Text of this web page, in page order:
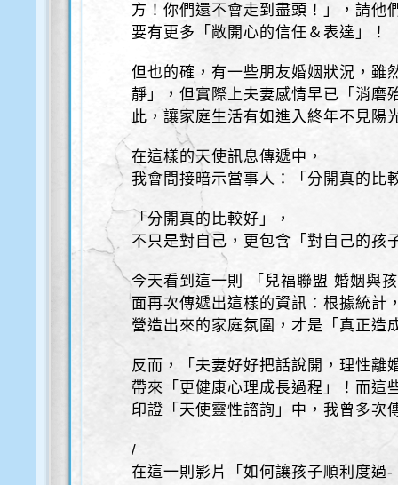
方！你們還不會走到盡頭！」，請他
要有更多「敞開心的信任＆表達」！
但也的確，有一些朋友婚姻狀況，雖
靜」，但實際上夫妻感情早已「消磨
此，讓家庭生活有如進入終年不見
在這樣的天使訊息傳遞中，
我會間接暗示當事人：「分開真的比
「分開真的比較好」，
不只是對自己，更包含「對自己的孩
今天看到這一則 「兒福聯盟 婚姻與
面再次傳遞出這樣的資訊：根據統計
營造出來的家庭氛圍，才是「真正造
反而，「夫妻好好把話說開，理性離
帶來「更健康心理成長過程」！而這
印證「天使靈性諮詢」中，我曾多次
/
在這一則影片「如何讓孩子順利度過